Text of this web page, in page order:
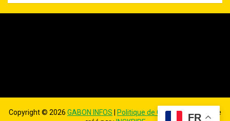
FR
Copyright © 2026 GABON INFOS Politique de Confidentialité
| Site